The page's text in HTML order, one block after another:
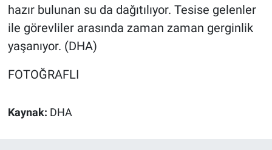
hazır bulunan su da dağıtılıyor. Tesise gelenler
ile görevliler arasında zaman zaman gerginlik
yaşanıyor. (DHA)
FOTOĞRAFLI
Kaynak: DHA